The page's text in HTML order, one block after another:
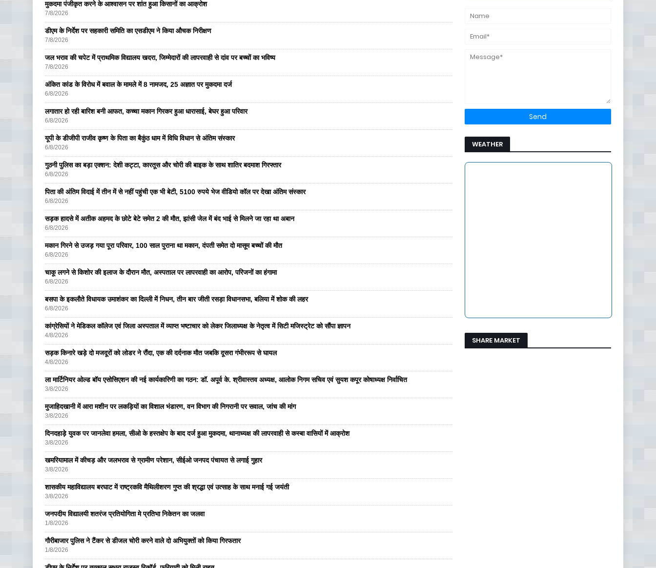
मुकदमा पंजीकृत करने के आश्वासन पर शांत हुआ किसानों का आक्रोश
7/8/2026
डीएम के निर्देश पर सहकारी समिति का एसडीएम ने किया औचक निरीक्षण
7/8/2026
जल भराव की चपेट में प्राथमिक विद्यालय खदरा, जिम्मेदारों की लापरवाही से दांव पर बच्चों का भविष्य
7/8/2026
अंकित कांड के विरोध में बवाल के मामले में 8 नामजद, 25 अज्ञात पर मुकदमा दर्ज
6/8/2026
लगातार हो रही बारिश बनी आफत, कच्चा मकान गिरकर हुआ धारासाई, बेघर हुआ परिवार
6/8/2026
यूपी के डीजीपी राजीव कृष्ण के पिता का बैकुंठ धाम में विधि विधान से अंतिम संस्कार
6/8/2026
गुठनी पुलिस का बड़ा एक्शन: देशी कट्टा, कारतूस और चोरी की बाइक के साथ शातिर बदमाश गिरफ्तार
6/8/2026
पिता की अंतिम विदाई में तीन में से नहीं पहुंची एक भी बेटी, 5100 रुपये भेज वीडियो कॉल पर देखा अंतिम संस्कार
6/8/2026
सड़क हादसे में अतीक अहमद के छोटे बेटे समेत 2 की मौत, झांसी जेल में बंद भाई से मिलने जा रहा था अबान
6/8/2026
मकान गिरने से उजड़ गया पूरा परिवार, 100 साल पुराना था मकान, दंपती समेत दो मासूम बच्चों की मौत
6/8/2026
चाकू लगने से किशोर की इलाज के दौरान मौत, अस्पताल पर लापरवाही का आरोप, परिजनों का हंगामा
6/8/2026
बसपा के इकलाैते विधायक उमाशंकर का दिल्ली में निधन, तीन बार जीती रसड़ा विधानसभा, बलिया में शोक की लहर
6/8/2026
कांग्रेसियों ने मेडिकल कॉलेज एवं जिला अस्पताल में व्याप्त भष्टाचार को लेकर जिलाध्यक्ष के नेतृत्व में सिटी मजिस्ट्रेट को सौंपा ज्ञापन
4/8/2026
सड़क किनारे खड़े दो मजदूरों को लोडर ने रौंदा, एक की दर्दनाक मौत जबकि दूसरा गंभीररूप से घायल
4/8/2026
ला मार्टिनियर ओल्ड बॉय एसोसिएशन की नई कार्यकारिणी का गठन: डॉ. अपूर्व के. श्रीवास्तव अध्यक्ष, आलोक निगम सचिव एवं सुयश कपूर कोषाध्यक्ष निर्वाचित
3/8/2026
मुजाहिदखानी में आरा मशीन पर लकड़ियों का विशाल भंडारण, वन विभाग की निगरानी पर सवाल, जांच की मांग
3/8/2026
दिनदहाड़े युवक पर जानलेवा हमला, सीओ के हस्तक्षेप के बाद दर्ज हुआ मुकदमा, थानाध्यक्ष की लापरवाही से कस्बा वासियों में आक्रोश
3/8/2026
खमरियामाल में कीचड़ और जलभराव से ग्रामीण परेशान, सीईओ जनपद पंचायत से लगाई गुहार
3/8/2026
शासकीय महाविद्यालय बरघाट में राष्ट्रकवि मैथिलीशरण गुप्त की श्रद्धा एवं उत्साह के साथ मनाई गई जयंती
3/8/2026
जनपदीय विद्यालयी शतरंज प्रतियोगिता मे प्रतिभा निकेतन का जलवा
1/8/2026
गौरीबाजार पुलिस ने टैंकर से डीजल चोरी करने वाले दो अभियुक्तों को किया गिरफतार
1/8/2026
WEATHER
SHARE MARKET